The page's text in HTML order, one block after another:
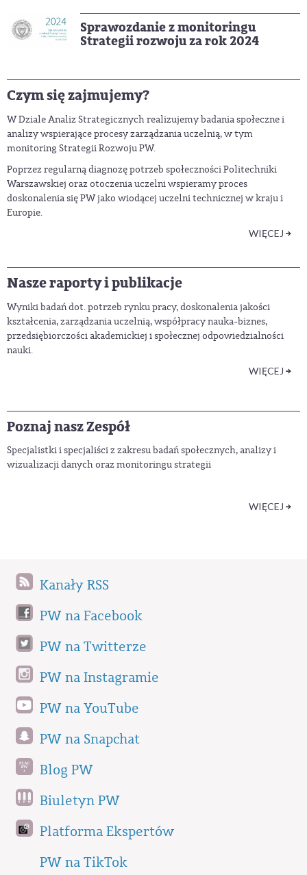
Sprawozdanie z monitoringu
Strategii rozwoju za rok 2024
Czym się zajmujemy?
W Dziale Analiz Strategicznych realizujemy badania społeczne i
analizy wspierające procesy zarządzania uczelnią, w tym
monitoring Strategii Rozwoju PW.
Poprzez regularną diagnozę potrzeb społeczności Politechniki
Warszawskiej oraz otoczenia uczelni wspieramy proces
doskonalenia się PW jako wiodącej uczelni technicznej w kraju i
Europie.
WIĘCEJ
Nasze raporty i publikacje
Wyniki badań dot. potrzeb rynku pracy, doskonalenia jakości
kształcenia, zarządzania uczelnią, współpracy nauka-biznes,
przedsiębiorczości akademickiej i społecznej odpowiedzialności
nauki.
WIĘCEJ
Poznaj nasz Zespół
Specjalistki i specjaliści z zakresu badań społecznych, analizy i
wizualizacji danych oraz monitoringu strategii
WIĘCEJ
Kanały RSS
PW na Facebook
PW na Twitterze
PW na Instagramie
PW na YouTube
PW na Snapchat
Blog PW
Biuletyn PW
Platforma Ekspertów
PW na TikTok